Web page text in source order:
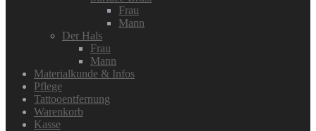
Frau
Mann
Der Hals
Frau
Mann
Materialkunde & Infos
Pflege
Tattooentfernung
Warenkorb
Kasse